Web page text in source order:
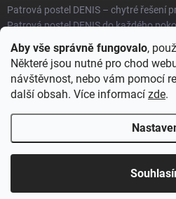
Aby vše správně fungovalo,
Některé jsou nutné pro chod
návštěvnost, nebo vám pomocí
další obsah. Více informací zde.
Patrová postel DENIS – chytré řešení
Patrová postel DENIS do každého
Rozkládací postele RELAX – ideální
každodenní spaní
Rozkládací postel, která se přizpůsobí
Copyright 2026DK-obchod.cz.
nastavení